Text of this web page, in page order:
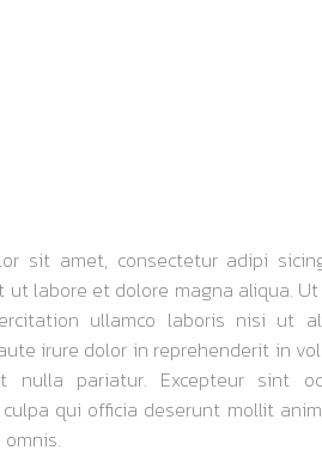
sit amet, consectetur adipi
ut labore et dolore magna aliqua.
ullamco laboris nisi ut
irure dolor in reprehenderit in
nulla pariatur. Excepteur sint
qui officia deserunt mollit